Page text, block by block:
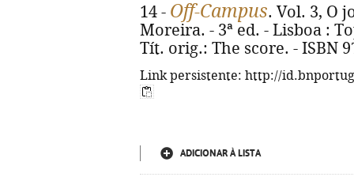
14 - Off-Campus. Vol. 3, O
Moreira. - 3ª ed. - Lisboa :
Tít. orig.: The score. - ISBN
Link persistente: http://
ADICIONAR À LISTA